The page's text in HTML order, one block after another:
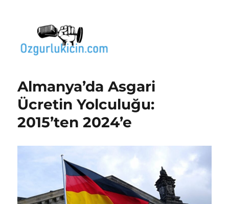
Almanya’da Asgari
Ücretin Yolculuğu:
2015’ten 2024’e